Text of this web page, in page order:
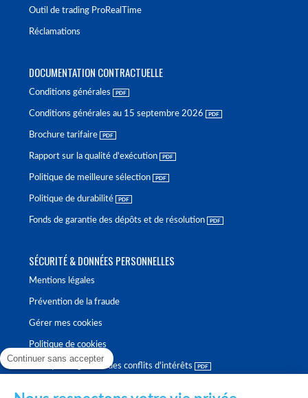
Outil de trading ProRealTime
Réclamations
DOCUMENTATION CONTRACTUELLE
Conditions générales
Conditions générales au 15 septembre 2026
Brochure tarifaire
Rapport sur la qualité d'exécution
Politique de meilleure sélection
Politique de durabilité
Fonds de garantie des dépôts et de résolution
SÉCURITÉ & DONNÉES PERSONNELLES
Mentions légales
Prévention de la fraude
Gérer mes cookies
Politique de cookies
Politique de gestion des conflits d'intérêts
Continuer sans accepter